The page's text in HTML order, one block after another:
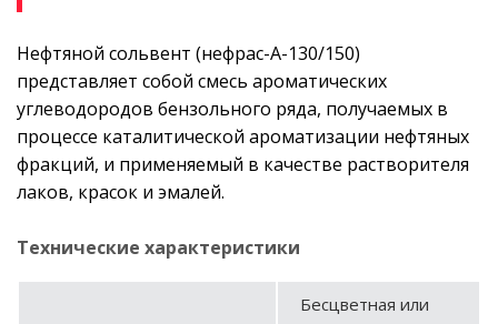
Нефтяной сольвент (нефрас-А-130/150)
представляет собой смесь ароматических
углеводородов бензольного ряда, получаемых в
процессе каталитической ароматизации нефтяных
фракций, и применяемый в качестве растворителя
лаков, красок и эмалей.
Технические характеристики
Бесцветная или